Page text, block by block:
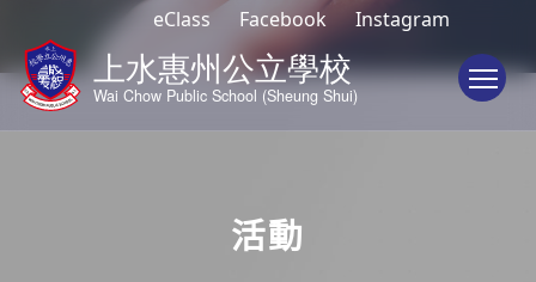
eClass Facebook Instagram
活動